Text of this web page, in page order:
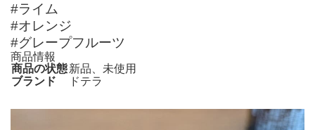
#ライム
#オレンジ
#グレープフルーツ
商品情報
商品の状態新品、未使用
ブランド
ドテラ